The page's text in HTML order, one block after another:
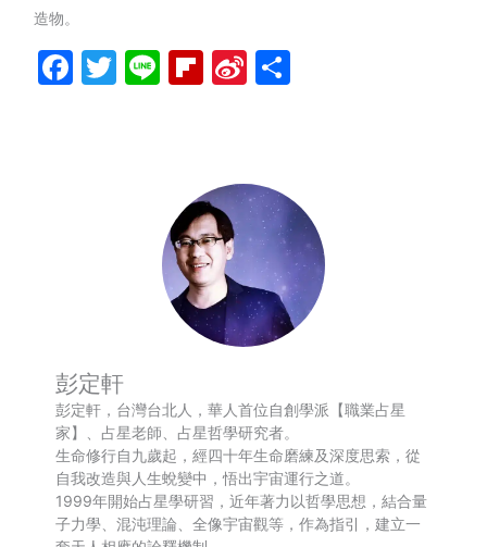
造物。
Facebook
Twitter
LineFlipboard
Sina
彭定軒
彭定軒，台灣台北人，華人首位自創學派【職業占星
家】、占星老師、占星哲學研究者。
生命修行自九歲起，經四十年生命磨練及深度思索，從
自我改造與人生蛻變中，悟出宇宙運行之道。
1999年開始占星學研習，近年著力以哲學思想，結合量
子力學、混沌理論、全像宇宙觀等，作為指引，建立一